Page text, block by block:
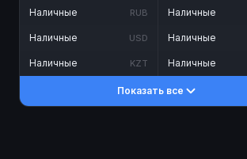
Наличные RUB
Наличные USD
Наличные KZT
Наличные
Наличные
Наличные
Показать все